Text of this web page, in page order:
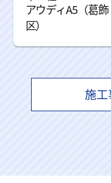
アウディA5（葛飾
区）
施工